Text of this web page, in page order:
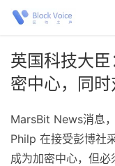
英国科技大
密中心，同
MarsBit News消息
Philp 在接受彭博社
成为加密中心，但